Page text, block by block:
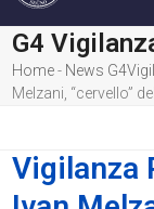
G4
Home- News
Melzani, “cervello”
Vigilanza